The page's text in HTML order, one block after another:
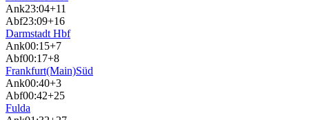
Ank23:04+11
Abf23:09+16
Darmstadt Hbf
Ank00:15+7
Abf00:17+8
Frankfurt(Main)Süd
Ank00:40+3
Abf00:42+25
Fulda